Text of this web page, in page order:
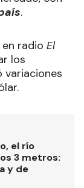
.
radio El
los
variaciones
el río
3 metros:
y de